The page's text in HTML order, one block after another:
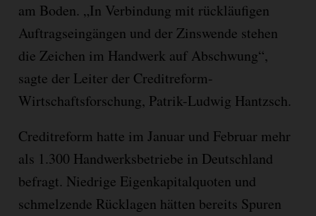
am Boden. „In Verbindung mit rückläufigen
Auftragseingängen und der Zinswende stehen
die Zeichen im Handwerk auf Abschwung“,
sagte der Leiter der Creditreform-
Wirtschaftsforschung, Patrik-Ludwig Hantzsch.
Creditreform hatte im Januar und Februar mehr
als 1.300 Handwerksbetriebe in Deutschland
befragt. Niedrige Eigenkapitalquoten und
schmelzende Rücklagen hätten bereits Spuren